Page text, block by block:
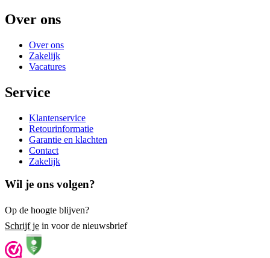
Over ons
Over ons
Zakelijk
Vacatures
Service
Klantenservice
Retourinformatie
Garantie en klachten
Contact
Zakelijk
Wil je ons volgen?
Op de hoogte blijven?
Schrijf je in voor de nieuwsbrief